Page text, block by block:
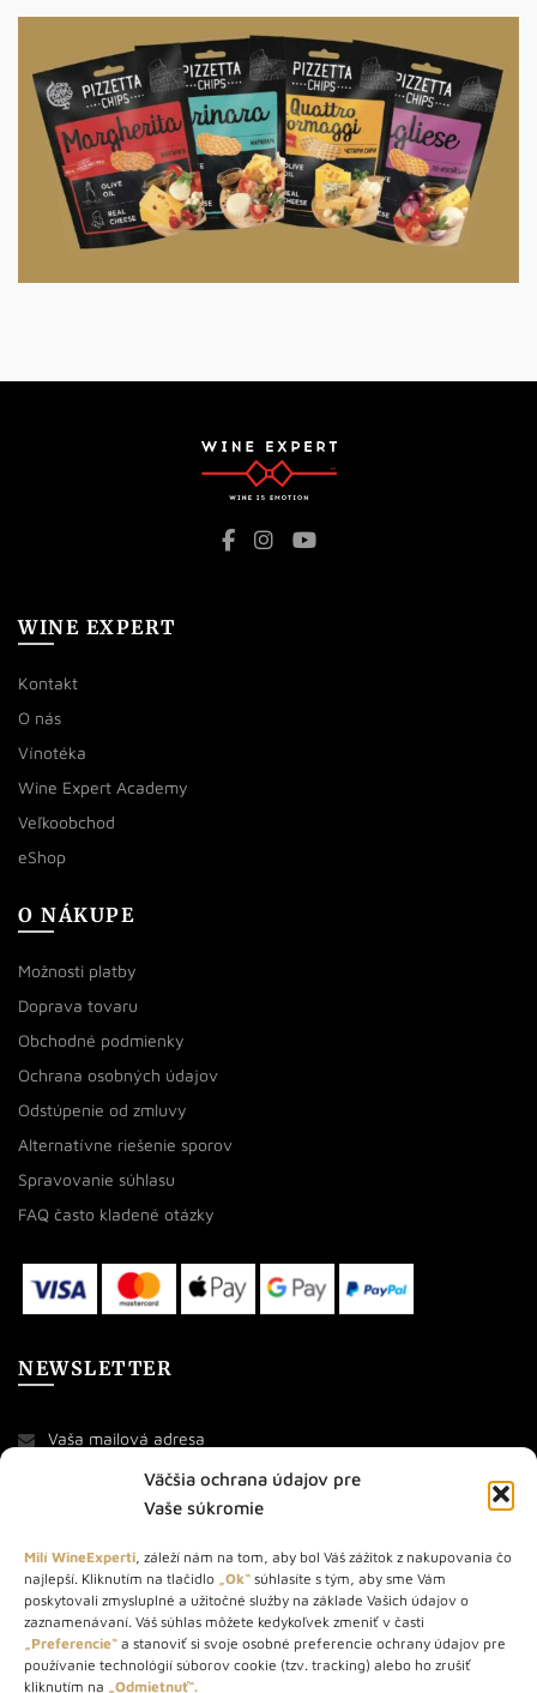
Väčšia ochrana údajov pre
Vaše súkromie
Milí WineExperti, záleží nám na tom, aby bol Váš zážitok z nakupovania čo
najlepší. Kliknutím na tlačidlo „Ok“ súhlasíte s tým, aby sme Vám
poskytovali zmysluplné a užitočné služby na základe Vašich údajov o
zaznamenávaní. Váš súhlas môžete kedykoľvek zmeniť v časti
„Preferencie“ a stanoviť si svoje osobné preferencie ochrany údajov pre
používanie technológií súborov cookie (tzv. tracking) alebo ho zrušiť
kliknutím na „Odmietnuť“.
WINE EXPERT
Kontakt
O nás
Vínotéka
Wine Expert Academy
Veľkoobchod
eShop
O NÁKUPE
Možnosti platby
Doprava tovaru
Obchodné podmienky
Ochrana osobných údajov
Odstúpenie od zmluvy
Alternatívne riešenie sporov
Spravovanie súhlasu
FAQ často kladené otázky
NEWSLETTER
O NÁS
STORE – obchod s vínom a destilátmi od roku 2010. Na našej
webovej stránke predávame viac ako 1000+ značkových